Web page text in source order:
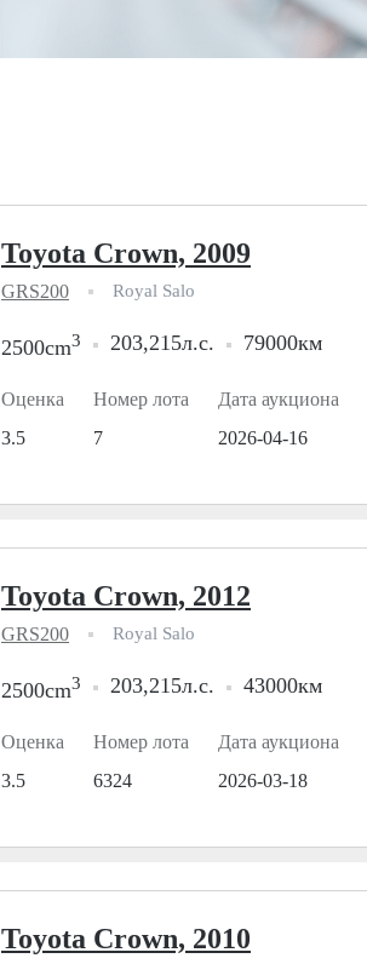
Toyota Crown, 2009
GRS200 Royal Salo
2500cm3 203,215л.с. 79000км
Оценка
3.5
Номер лота
7
Дата аукциона
2026-04-16
Toyota Crown, 2012
GRS200 Royal Salo
2500cm3 203,215л.с. 43000км
Оценка
3.5
Номер лота
6324
Дата аукциона
2026-03-18
Toyota Crown, 2010